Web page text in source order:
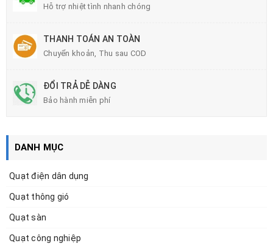
Hỗ trợ nhiệt tình nhanh chóng
THANH TOÁN AN TOÀN
Chuyển khoản, Thu sau COD
ĐỔI TRẢ DỄ DÀNG
Bảo hành miễn phí
DANH MỤC
Quạt điện dân dụng
Quạt thông gió
Quạt sàn
Quạt công nghiệp